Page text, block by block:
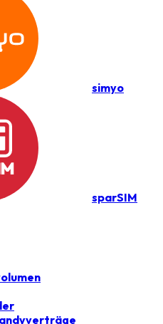
simyo
sparSIM